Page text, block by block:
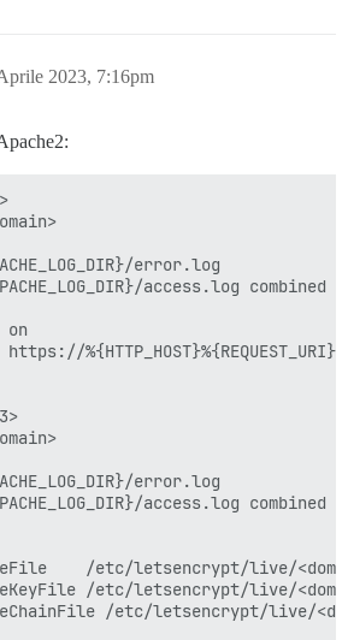
2023, 7:16pm
error.log
access.log combined
on
https://%{HTTP_HOST}%{REQUEST_URI}
error.log
access.log combined
/etc/letsencrypt/live/
/etc/letsencrypt/live/
/etc/letsencrypt/live/